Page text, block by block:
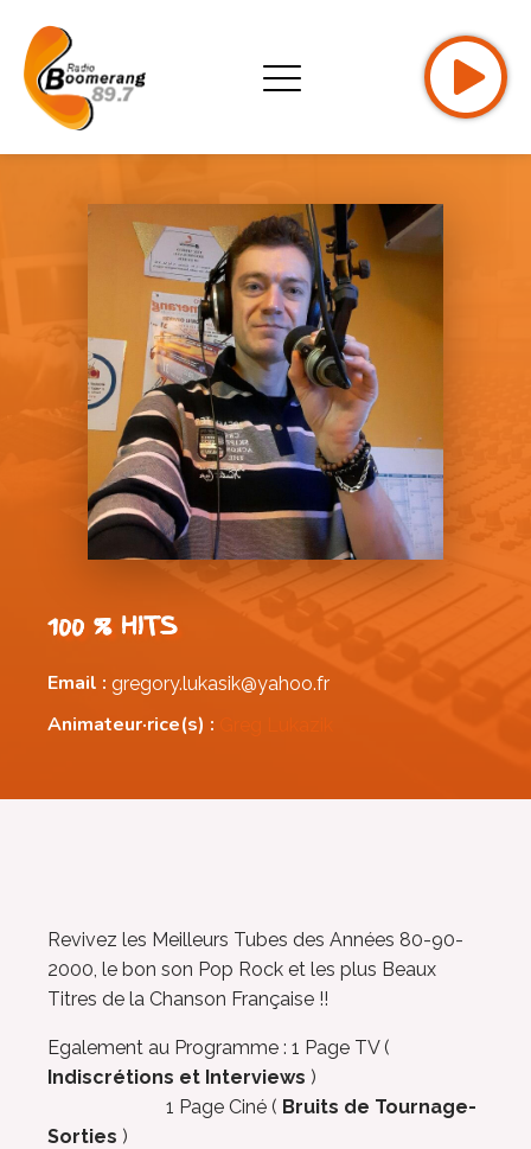
100 % HITS
Email : gregory.lukasik@yahoo.fr
Animateur·rice(s) :
Revivez les Meilleurs Tubes des Années 80-90-
2000, le bon son Pop Rock et les plus Beaux
Titres de la Chanson Française !!
Egalement au Programme : 1 Page TV (
Indiscrétions et Interviews )
1 Page Ciné ( Bruits de Tournage-
Sorties )